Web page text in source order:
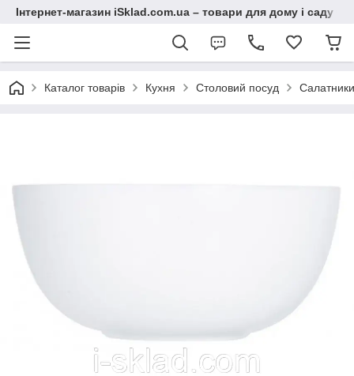
Інтернет-магазин iSklad.com.ua – товари для дому і саду
Каталог товарів Кухня Столовий посуд Салатники